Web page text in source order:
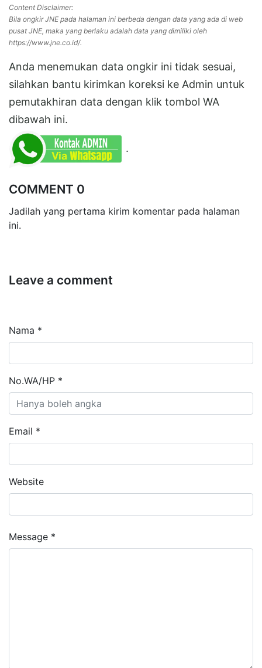
Content Disclaimer:
Bila ongkir JNE pada halaman ini berbeda dengan data yang ada di web
pusat JNE, maka yang berlaku adalah data yang dimiliki oleh
https://www.jne.co.id/.
Anda menemukan data ongkir ini tidak sesuai,
silahkan bantu kirimkan koreksi ke Admin untuk
pemutakhiran data dengan klik tombol WA
dibawah ini.
.
COMMENT 0
Jadilah yang pertama kirim komentar pada halaman
ini.
Leave a comment
Nama *
No.WA/HP *
Email *
Website
Message *